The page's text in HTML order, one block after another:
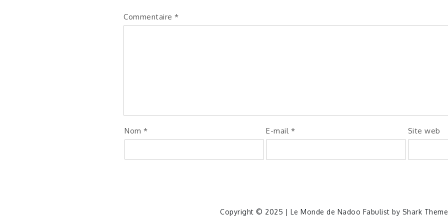
Commentaire *
Nom * E-mail * Site web
Copyright © 2025 | Le Monde de Nadoo Fabulist by Shark